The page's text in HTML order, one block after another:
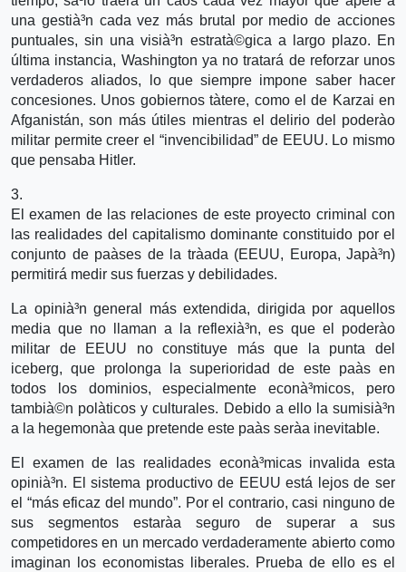
una gestià³n cada vez más brutal por medio de acciones
puntuales, sin una visià³n estratà©gica a largo plazo. En
última instancia, Washington ya no tratará de reforzar unos
verdaderos aliados, lo que siempre impone saber hacer
concesiones. Unos gobiernos tà­tere, como el de Karzai en
Afganistán, son más útiles mientras el delirio del poderà­o
militar permite creer el “invencibilidad” de EEUU. Lo mismo
que pensaba Hitler.
3.
El examen de las relaciones de este proyecto criminal con
las realidades del capitalismo dominante constituido por el
conjunto de paà­ses de la trà­ada (EEUU, Europa, Japà³n)
permitirá medir sus fuerzas y debilidades.
La opinià³n general más extendida, dirigida por aquellos
media que no llaman a la reflexià³n, es que el poderà­o
militar de EEUU no constituye más que la punta del
iceberg, que prolonga la superioridad de este paà­s en
todos los dominios, especialmente econà³micos, pero
tambià©n polà­ticos y culturales. Debido a ello la sumisià³n
a la hegemonà­a que pretende este paà­s serà­a inevitable.
El examen de las realidades econà³micas invalida esta
opinià³n. El sistema productivo de EEUU está lejos de ser
el “más eficaz del mundo”. Por el contrario, casi ninguno de
sus segmentos estarà­a seguro de superar a sus
competidores en un mercado verdaderamente abierto como
imaginan los economistas liberales. Prueba de ello es el